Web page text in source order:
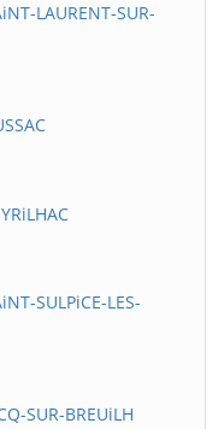
LAURENT-SUR-
SULPiCE-LES-
SUR-BREUiLH